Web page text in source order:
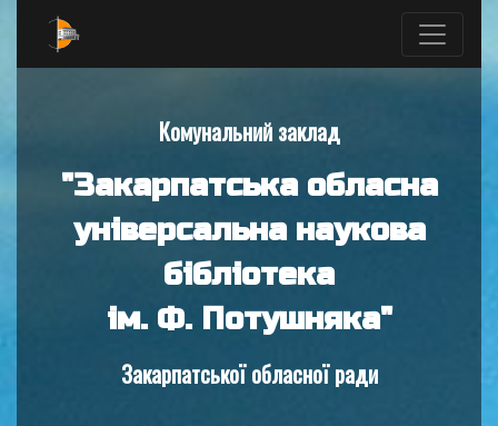
Комунальний заклад
"Закарпатська обласна
універсальна наукова
бібліотека
ім. Ф. Потушняка"
Закарпатської обласної ради